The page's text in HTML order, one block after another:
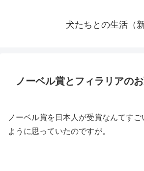
犬たちとの生活（新
ノーベル賞とフィラリアの
ノーベル賞を日本人が受賞なんてす
ように思っていたのですが。